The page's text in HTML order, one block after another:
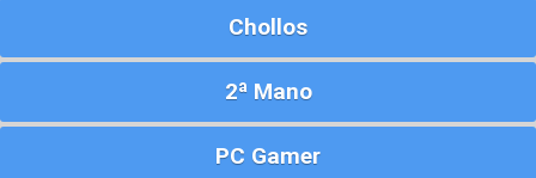
Chollos
2ª Mano
PC Gamer